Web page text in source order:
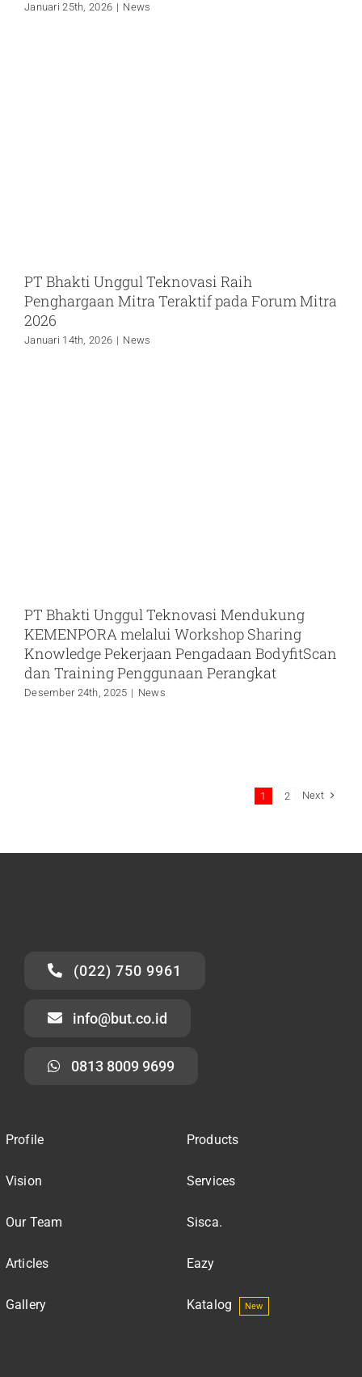
Januari 25th, 2026 | News
PT Bhakti Unggul Teknovasi Raih
Penghargaan Mitra Teraktif pada Forum Mitra
2026
Januari 14th, 2026 | News
PT Bhakti Unggul Teknovasi Mendukung
KEMENPORA melalui Workshop Sharing
Knowledge Pekerjaan Pengadaan BodyfitScan
dan Training Penggunaan Perangkat
Desember 24th, 2025 | News
1 2 Next
(022) 750 9961
info@but.co.id
0813 8009 9699
Profile
Vision
Our Team
Articles
Gallery
Products
Services
Sisca.
Eazy
Katalog New